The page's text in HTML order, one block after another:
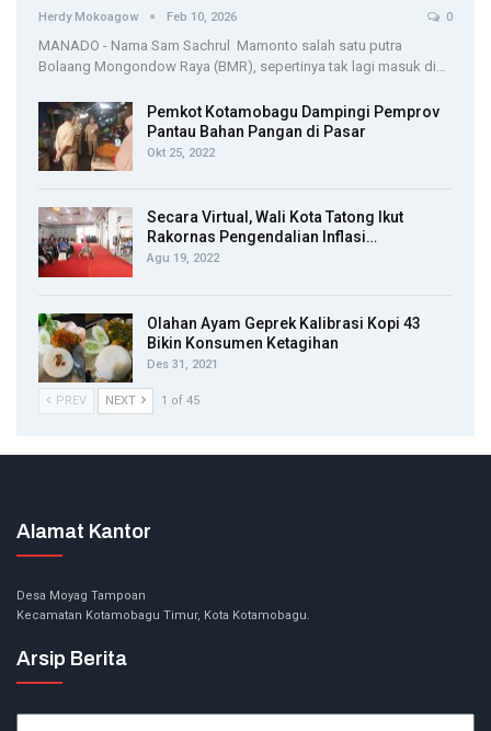
Herdy Mokoagow Feb 10, 2026 0
MANADO - Nama Sam Sachrul Mamonto salah satu putra
Bolaang Mongondow Raya (BMR), sepertinya tak lagi masuk di…
Pemkot Kotamobagu Dampingi Pemprov
Pantau Bahan Pangan di Pasar
Okt 25, 2022
Secara Virtual, Wali Kota Tatong Ikut
Rakornas Pengendalian Inflasi…
Agu 19, 2022
Olahan Ayam Geprek Kalibrasi Kopi 43
Bikin Konsumen Ketagihan
Des 31, 2021
PREV NEXT 1 of 45
Alamat Kantor
Desa Moyag Tampoan
Kecamatan Kotamobagu Timur, Kota Kotamobagu.
Arsip Berita